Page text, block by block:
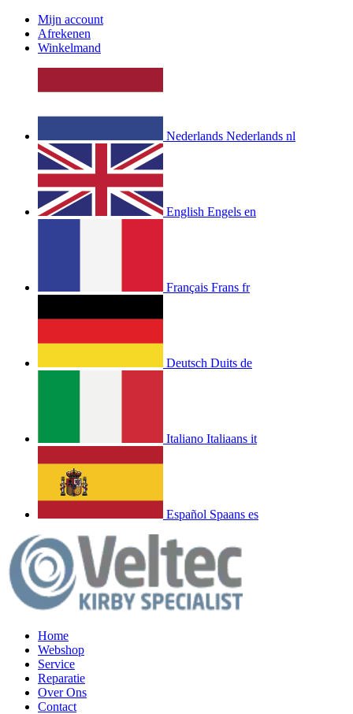
Mijn account
Afrekenen
Winkelmand
Nederlands Nederlands nl
English Engels en
Français Frans fr
Deutsch Duits de
Italiano Italiaans it
Español Spaans es
Home
Webshop
Service
Reparatie
Over Ons
Contact